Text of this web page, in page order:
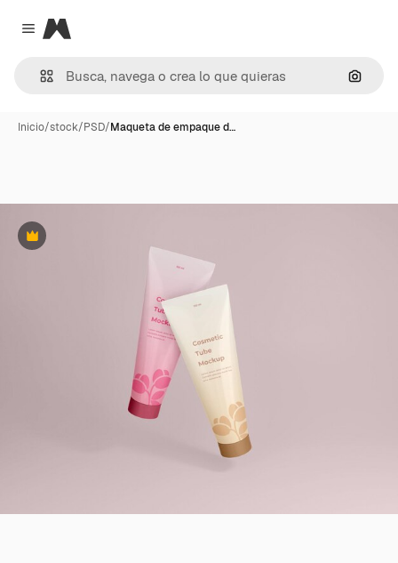
Close menu
Magnific
Inicio/stock/PSD/Maqueta de empaque d…
Premium